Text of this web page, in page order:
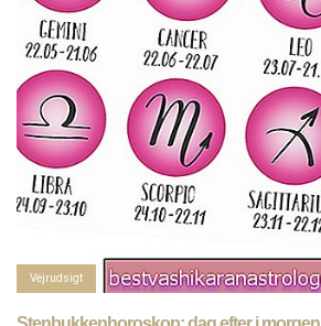
Vejrudsigt